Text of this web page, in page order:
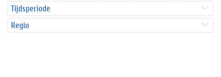
Tijdsperiode
Regio